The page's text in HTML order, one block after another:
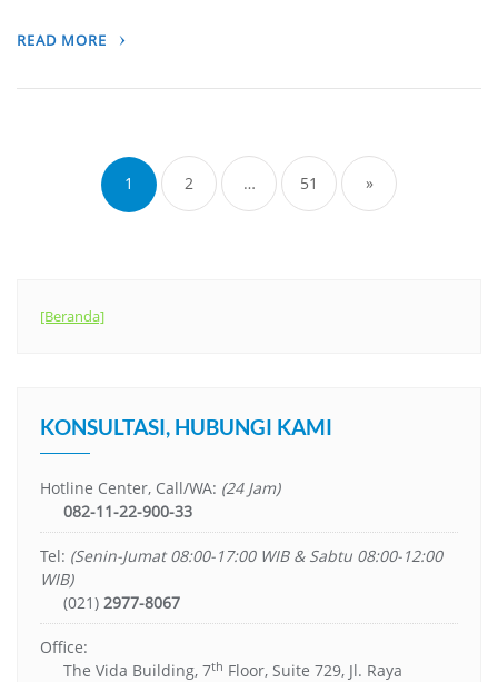
READ MORE
navigation
1 2 … 51 »
[Beranda]
KONSULTASI, HUBUNGI KAMI
Hotline Center, Call/WA: (24 Jam)
082-11-22-900-33
Tel: (Senin-Jumat 08:00-17:00 WIB & Sabtu 08:00-12:00
WIB)
(021) 2977-8067
Office:
The Vida Building, 7th Floor, Suite 729, Jl. Raya